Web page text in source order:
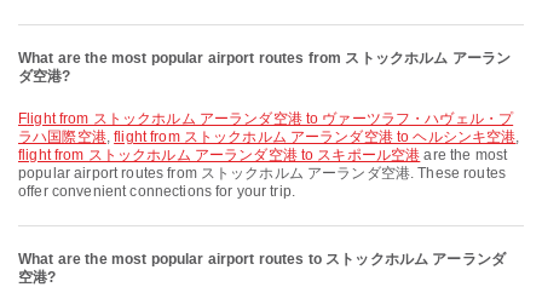
What are the most popular airport routes from ストックホルム アーラン
ダ空港?
flight from ストックホルム アーランダ空港 to ヴァーツラフ・ハヴェル・プ
ラハ国際空港,flight from ストックホルム アーランダ空港 to ヘルシンキ空港,
flight from ストックホルム アーランダ空港 to スキポール空港 are the most
popular airport routes from ストックホルム アーランダ空港. These routes
offer convenient connections for your trip.
What are the most popular airport routes to ストックホルム アーランダ
空港?